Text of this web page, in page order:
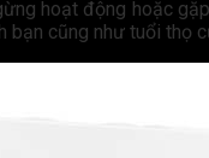
hoạt động hoặc
bạn cũng như tuổi thọ